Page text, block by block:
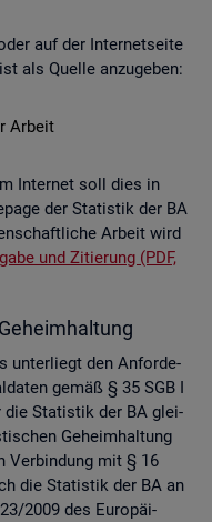
auf der In­ter­net­sei­te
als Quel­le an­zu­ge­ben:
Ar­beit
In­ter­net soll dies in
der Sta­tis­tik der BA
Ar­beit wird
und Zi­tie­rung (PDF,
un­ter­liegt den An­for­de­
gemäß § 35 SGB I
die Sta­tis­tik der BA glei­
Ge­heim­hal­tung
Ver­bin­dung mit § 16
die Sta­tis­tik der BA an
2009 des Eu­ro­päi­